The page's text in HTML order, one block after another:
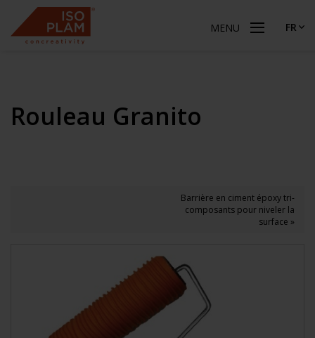
MENU FR
Rouleau Granito
Barrière en ciment époxy tri-
composants pour niveler la
surface »